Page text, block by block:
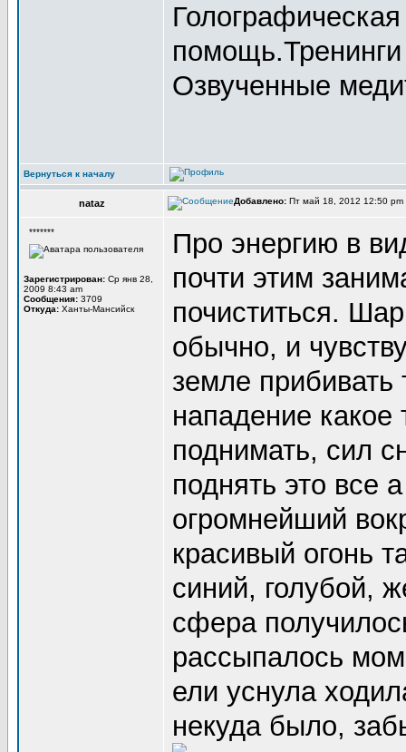
Озвученные
Вернуться к началу
nataz Добавлено: Пт май 18, 2012 12:50 pm
*******
Зарегистрирован: Ср янв 28,
2009 8:43 am
Сообщения: 3709
Откуда: Ханты-Мансийск
Про энергию в
почти этим
почиститься.
обычно, и
земле прибивать
нападение какое
поднимать, сил
поднять это все
огромнейший
красивый огонь
синий, голубой,
сфера
рассыпалось
ели уснула
некуда было,